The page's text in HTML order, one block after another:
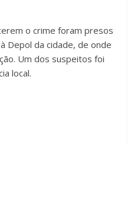
o crime foram presos
Depol da cidade, de onde
Um dos suspeitos foi
local.